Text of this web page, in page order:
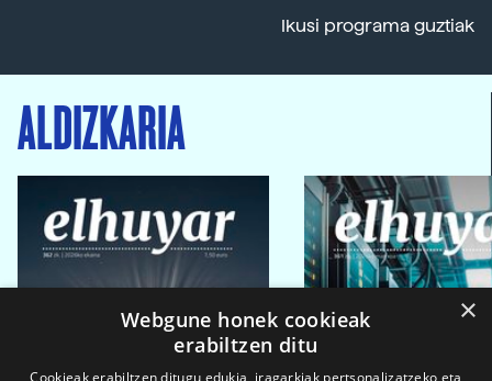
Ikusi programa guztiak
ALDIZKARIA
×
Webgune honek cookieak
erabiltzen ditu
Cookieak erabiltzen ditugu edukia, iragarkiak pertsonalizatzeko eta